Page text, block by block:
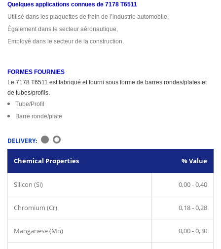
Quelques applications connues de 7178 T6511
Utilisé dans les plaquettes de frein de l’industrie automobile,
Également dans le secteur aéronautique,
Employé dans le secteur de la construction.
FORMES FOURNIES
Le 7178 T6511 est fabriqué et fourni sous forme de barres rondes/plates et
de tubes/profils.
Tube/Profil
Barre ronde/plate
DELIVERY:
Chemical Properties % Value
Silicon (Si) 0,00 - 0,40
Chromium (Cr) 0,18 - 0,28
Manganese (Mn) 0,00 - 0,30